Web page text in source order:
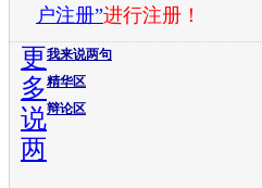
户注册”进行注册！
我来说两句
精华区
辩论区
更
多
说
两